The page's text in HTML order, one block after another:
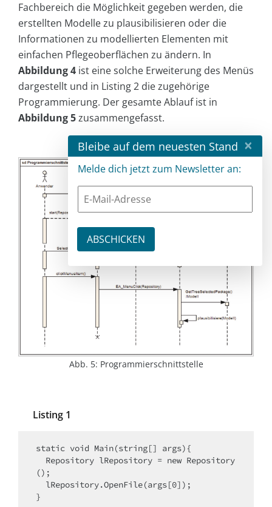
Fachbereich die Möglichkeit gegeben werden, die
erstellten Modelle zu plausibilisieren oder die
Informationen zu modellierten Elementen mit
einfachen Pflegeoberflächen zu ändern. In
Abbildung 4 ist eine solche Erweiterung des Menüs
dargestellt und in Listing 2 die zugehörige
Programmierung. Der gesamte Ablauf ist in
Abbildung 5zusammengefasst.
Abb. 5: Programmierschnittstelle
Listing 1
static void Main(string[] args){
();
}
Bleibe auf dem neuesten Stand ×
Melde dich jetzt zum Newsletter an: